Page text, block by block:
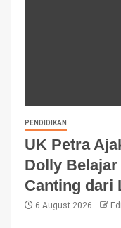
PENDIDIKAN
UK Petra
Dolly
Canting dari
6 August 2026